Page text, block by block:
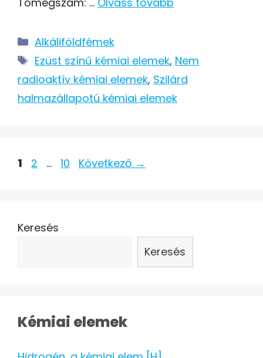
Kategória
Alkáliföldfémek
Címkék
Ezüst színű kémiai elemek, Nem
radioaktív kémiai elemek, Szilárd
halmazállapotú kémiai elemek
Post
Oldal
1 Oldal
2 … Oldal
10 Következő →
Keresés
Keresés
Kémiai elemek